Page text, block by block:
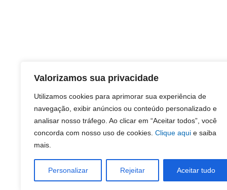
Valorizamos sua privacidade
Utilizamos cookies para aprimorar sua experiência de
navegação, exibir anúncios ou conteúdo personalizado e
analisar nosso tráfego. Ao clicar em “Aceitar todos”, você
concorda com nosso uso de cookies. Clique aqui e saiba
mais.
Personalizar Rejeitar Aceitar tudo